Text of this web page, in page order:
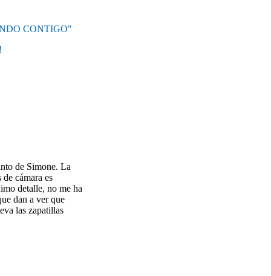
CONTIGO"
de Simone. La
cámara es
detalle, no me ha
dan a ver que
las zapatillas